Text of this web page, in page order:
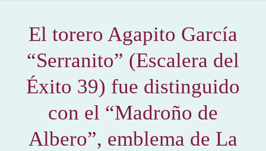
El torero Agapito García
“Serranito” (Escalera del
Éxito 39) fue distinguido
con el “Madroño de
Albero”, emblema de La